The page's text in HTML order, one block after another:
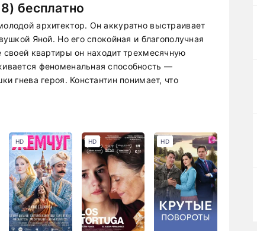
бесплатно
архитектор. Он аккуратно выстраивает
Яной. Но его спокойная и благополучная
квартиры он находит трехмесячную
феноменальная способность —
гнева героя. Константин понимает, что
HD HD HD